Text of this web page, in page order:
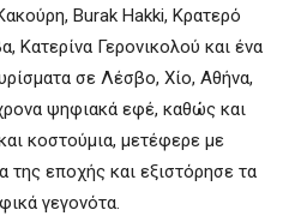
Burak Hakki, Κρατερό
Κατερίνα Γερονικολού και ένα
σε Λέσβο, Χίο, Αθήνα,
ψηφιακά εφέ, καθώς και
κοστούμια, μετέφερε με
της εποχής και εξιστόρησε τα
γεγονότα.